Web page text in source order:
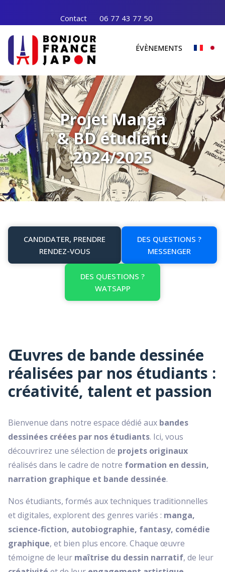
Contact 06 77 43 77 50
ÉVÈNEMENTS
Projet Manga
& BD étudiant
2024/2025
CANDIDATER, PRENDRE
RENDEZ-VOUS
DES QUESTIONS ?
MESSENGER
DES QUESTIONS ?
WATSAPP
Œuvres de bande dessinée
réalisées par nos étudiants :
créativité, talent et passion
Bienvenue dans notre espace dédié aux bandes
dessinées créées par nos étudiants. Ici, vous
découvrirez une sélection de projets originaux
réalisés dans le cadre de notre formation en dessin,
narration graphique et bande dessinée.
Nos étudiants, formés aux techniques traditionnelles
et digitales, explorent des genres variés : manga,
science-fiction, autobiographie, fantasy, comédie
graphique, et bien plus encore. Chaque œuvre
témoigne de leur maîtrise du dessin narratif, de leur